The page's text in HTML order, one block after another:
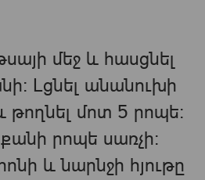
մեջ և հասցնել
Լցնել անանուխի
թողնել մոտ 5 րոպե։
րոպե սառչի։
և նարնջի հյութը